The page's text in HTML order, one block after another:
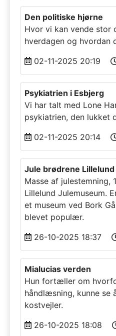
Den politiske hjørne
Hvor vi kan vende stor
hverdagen og hvordan
02-11-2025 20:19
Psykiatrien i Esbjerg
Vi har talt med Lone
psykiatrien, den lukket
02-11-2025 20:14
Jule brødrene Lillelund
Masse af
Lillelund Julemuseum.
et museum ved Bork
blevet populær.
26-10-2025 18:37
Mialucias verden
Hun fortæller om
håndlæsning, kunne se
kostvejler.
26-10-2025 18:08